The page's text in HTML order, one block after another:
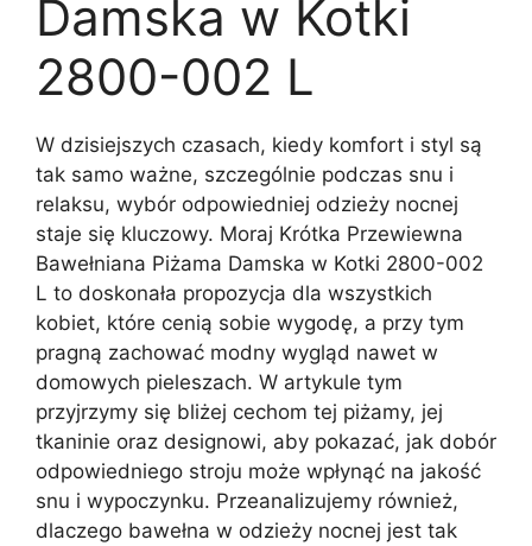
Damska w Kotki
2800-002 L
W dzisiejszych czasach, kiedy komfort i styl są
tak samo ważne, szczególnie podczas snu i
relaksu, wybór odpowiedniej odzieży nocnej
staje się kluczowy. Moraj Krótka Przewiewna
Bawełniana Piżama Damska w Kotki 2800-002
L to doskonała propozycja dla wszystkich
kobiet, które cenią sobie wygodę, a przy tym
pragną zachować modny wygląd nawet w
domowych pieleszach. W artykule tym
przyjrzymy się bliżej cechom tej piżamy, jej
tkaninie oraz designowi, aby pokazać, jak dobór
odpowiedniego stroju może wpłynąć na jakość
snu i wypoczynku. Przeanalizujemy również,
dlaczego bawełna w odzieży nocnej jest tak